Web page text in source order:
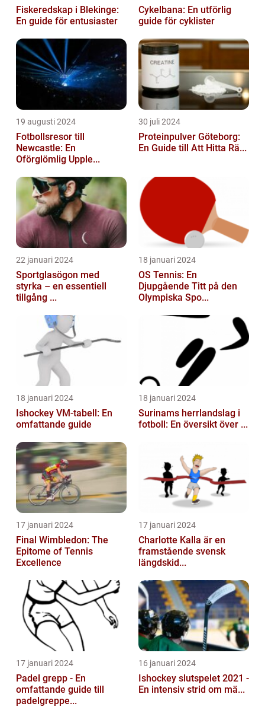
Fiskeredskap i Blekinge:
En guide för entusiaster
Cykelbana: En utförlig
guide för cyklister
19 augusti 2024
Fotbollsresor till
Newcastle: En
Oförglömlig Upple...
30 juli 2024
Proteinpulver Göteborg:
En Guide till Att Hitta Rä...
22 januari 2024
Sportglasögon med
styrka – en essentiell
tillgång ...
18 januari 2024
OS Tennis: En
Djupgående Titt på den
Olympiska Spo...
18 januari 2024
Ishockey VM-tabell: En
omfattande guide
18 januari 2024
Surinams herrlandslag i
fotboll: En översikt över ...
17 januari 2024
Final Wimbledon: The
Epitome of Tennis
Excellence
17 januari 2024
Charlotte Kalla är en
framstående svensk
längdskid...
17 januari 2024
Padel grepp - En
omfattande guide till
padelgreppe...
16 januari 2024
Ishockey slutspelet 2021 -
En intensiv strid om mä...